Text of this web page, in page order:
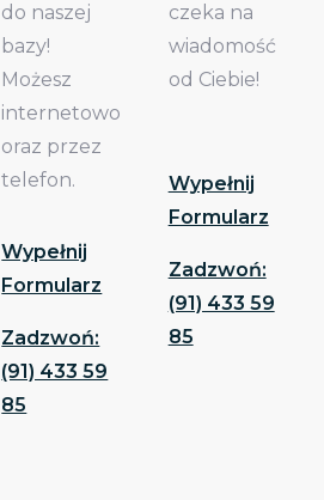
do naszej
bazy!
Możesz
internetowo
oraz przez
telefon.
Wypełnij
Formularz
Zadzwoń:
(91) 433 59
85
czeka na
wiadomość
od Ciebie!
Wypełnij
Formularz
Zadzwoń:
(91) 433 59
85